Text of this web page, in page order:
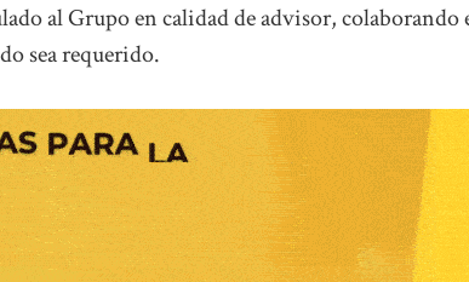
al Grupo en calidad de advisor, colaborando
sea requerido.